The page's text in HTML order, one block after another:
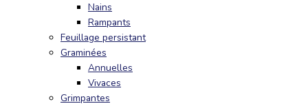
Nains
Rampants
Feuillage persistant
Graminées
Annuelles
Vivaces
Grimpantes